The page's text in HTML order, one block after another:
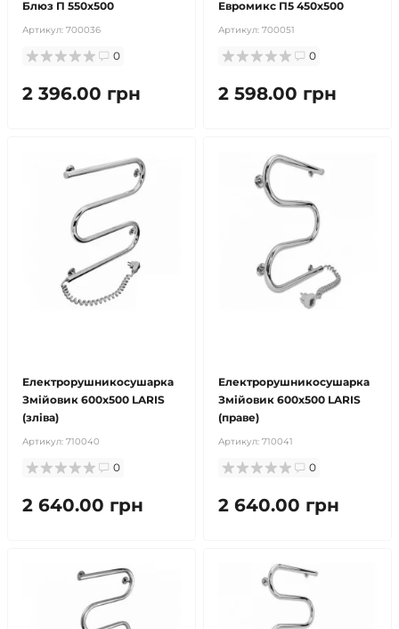
Блюз П 550х500
Артикул: 700036
0
2 396.00 грн
Евромикс П5 450х500
Артикул: 700051
0
2 598.00 грн
Електрорушникосушарка
Змійовик 600х500 LARIS
(зліва)
Артикул: 710040
0
2 640.00 грн
Електрорушникосушарка
Змійовик 600х500 LARIS
(праве)
Артикул: 710041
0
2 640.00 грн